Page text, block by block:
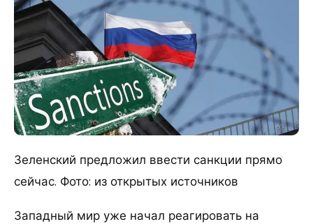
Зеленский предложил ввести санкции прямо
сейчас. Фото: из открытых источников
Западный мир уже начал реагировать на